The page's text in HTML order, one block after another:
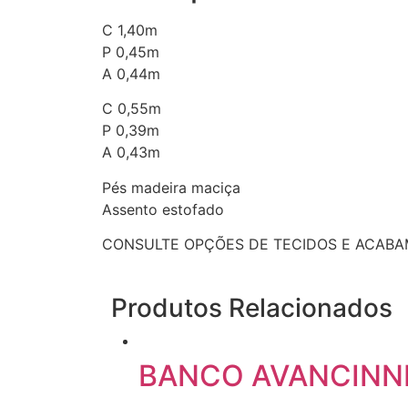
C 1,40m
P 0,45m
A 0,44m
C 0,55m
P 0,39m
A 0,43m
Pés madeira maciça
Assento estofado
CONSULTE OPÇÕES DE TECIDOS E
Produtos Relacionados
BANCO AVANCINNI